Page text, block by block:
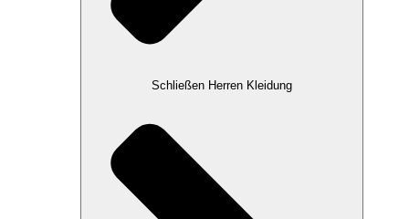
Schließen Herren Kleidung